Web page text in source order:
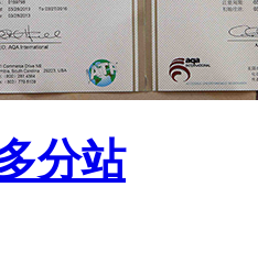
分站